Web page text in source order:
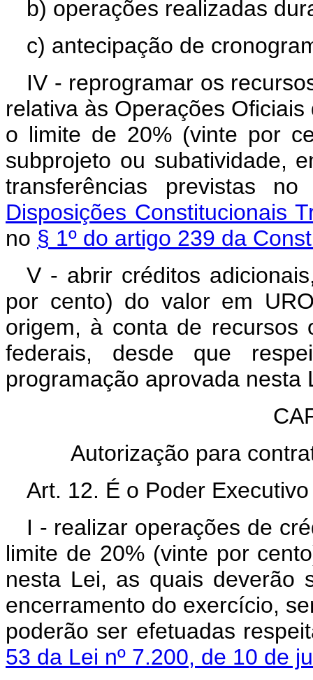
b) operações realizadas
c) antecipação de
IV - reprogramar os
relativa às Operações
o limite de 20% (vinte por
subprojeto ou subatividade,
transferências previstas
Disposições Constitucionais
no § 1º do artigo 239 da
V - abrir créditos
por cento) do valor em
origem, à conta de recursos
federais, desde que
programação aprovada nesta
Autorização para
Art. 12. É o Poder
I - realizar operações de
limite de 20% (vinte por
nesta Lei, as quais deverão
encerramento do exercício,
poderão ser efetuadas
53 da Lei nº 7.200, de 10 de